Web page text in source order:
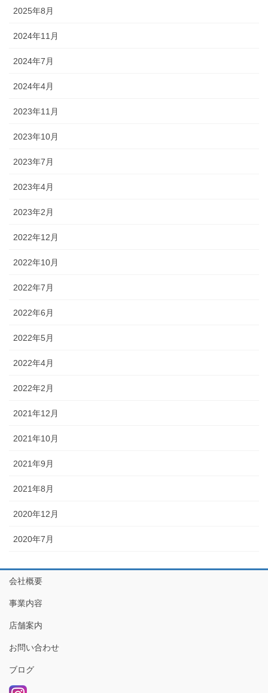
2025年8月
2024年11月
2024年7月
2024年4月
2023年11月
2023年10月
2023年7月
2023年4月
2023年2月
2022年12月
2022年10月
2022年7月
2022年6月
2022年5月
2022年4月
2022年2月
2021年12月
2021年10月
2021年9月
2021年8月
2020年12月
2020年7月
会社概要
事業内容
店舗案内
お問い合わせ
ブログ